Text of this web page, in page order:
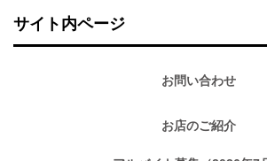
サイト内ページ
お問い合わせ
お店のご紹介